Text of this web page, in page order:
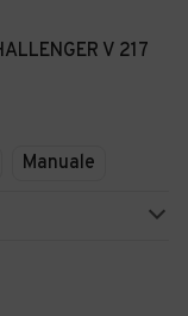
V 217
Manuale